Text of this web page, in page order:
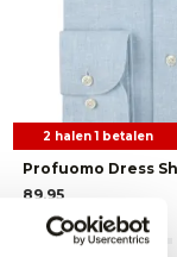
2 halen 1 betalen
Profuomo Dress
89,95